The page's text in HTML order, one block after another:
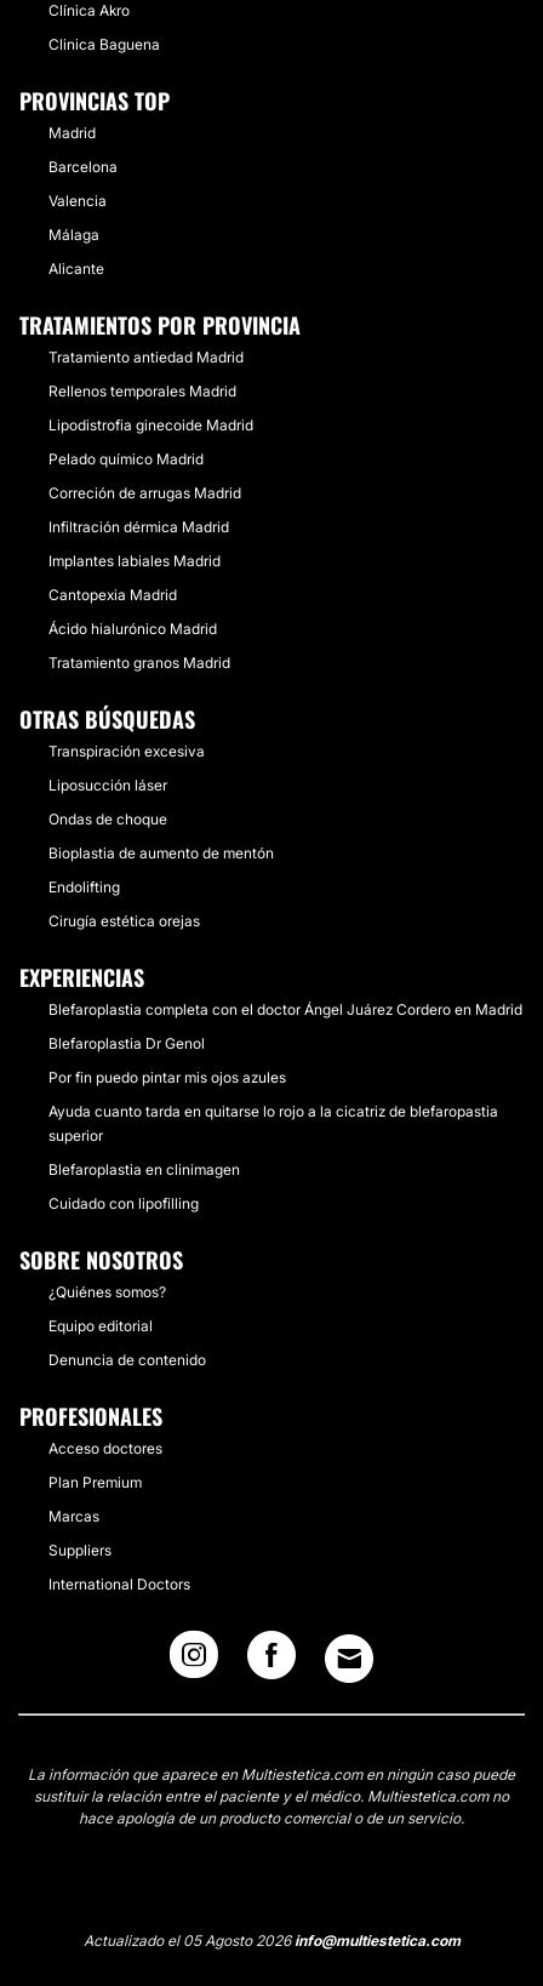
Clínica Akro
Clinica Baguena
PROVINCIAS TOP
Madrid
Barcelona
Valencia
Málaga
Alicante
TRATAMIENTOS POR PROVINCIA
Tratamiento antiedad Madrid
Rellenos temporales Madrid
Lipodistrofia ginecoide Madrid
Pelado químico Madrid
Correción de arrugas Madrid
Infiltración dérmica Madrid
Implantes labiales Madrid
Cantopexia Madrid
Ácido hialurónico Madrid
Tratamiento granos Madrid
OTRAS BÚSQUEDAS
Transpiración excesiva
Liposucción láser
Ondas de choque
Bioplastia de aumento de mentón
Endolifting
Cirugía estética orejas
EXPERIENCIAS
Blefaroplastia completa con el doctor Ángel Juárez Cordero en Madrid
Blefaroplastia Dr Genol
Por fin puedo pintar mis ojos azules
Ayuda cuanto tarda en quitarse lo rojo a la cicatriz de blefaropastia
superior
Blefaroplastia en clinimagen
Cuidado con lipofilling
SOBRE NOSOTROS
¿Quiénes somos?
Equipo editorial
Denuncia de contenido
PROFESIONALES
Acceso doctores
Plan Premium
Marcas
Suppliers
International Doctors
La información que aparece en Multiestetica.com en ningún caso puede
sustituir la relación entre el paciente y el médico. Multiestetica.com no
hace apología de un producto comercial o de un servicio.
Actualizado el 05 Agosto 2026info@multiestetica.com